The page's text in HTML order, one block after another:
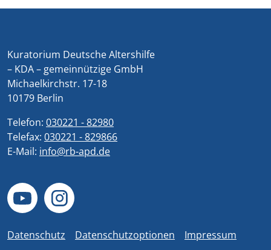
Kuratorium Deutsche Altershilfe
– KDA – gemeinnützige GmbH
Michaelkirchstr. 17-18
10179 Berlin
Telefon: 030221 - 82980
Telefax: 030221 - 829866
E-Mail: info@rb-apd.de
Datenschutz Datenschutzoptionen Impressum